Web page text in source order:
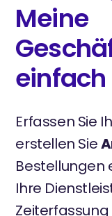
Meine
einfach
Erfassen Sie
erstellen Sie
Bestellungen
Ihre